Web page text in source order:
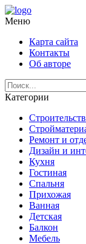
Меню
Карта сайта
Контакты
Об авторе
Категории
Ремонт и
Дизайн и
Кухня
Гостиная
Спальня
Прихожая
Ванная
Детская
Балкон
Мебель